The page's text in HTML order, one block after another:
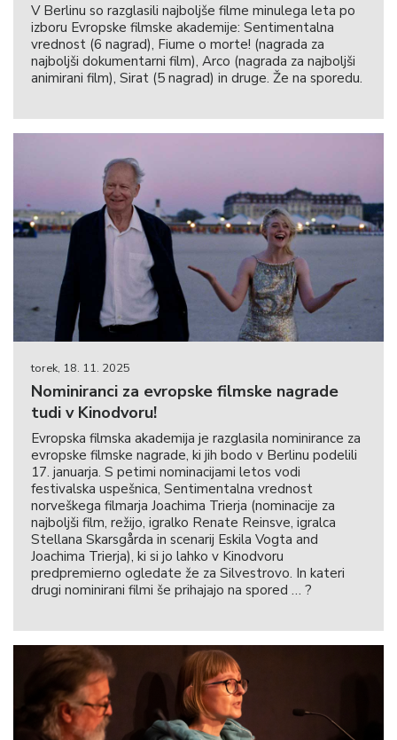
V Berlinu so razglasili najboljše filme minulega leta po
izboru Evropske filmske akademije: Sentimentalna
vrednost (6 nagrad), Fiume o morte! (nagrada za
najboljši dokumentarni film), Arco (nagrada za najboljši
animirani film), Sirat (5 nagrad) in druge. Že na sporedu.
torek, 18. 11. 2025
Nominiranci za evropske filmske nagrade
tudi v Kinodvoru!
Evropska filmska akademija je razglasila nominirance za
evropske filmske nagrade, ki jih bodo v Berlinu podelili
17. januarja. S petimi nominacijami letos vodi
festivalska uspešnica, Sentimentalna vrednost
norveškega filmarja Joachima Trierja (nominacije za
najboljši film, režijo, igralko Renate Reinsve, igralca
Stellana Skarsgårda in scenarij Eskila Vogta and
Joachima Trierja), ki si jo lahko v Kinodvoru
predpremierno ogledate že za Silvestrovo. In kateri
drugi nominirani filmi še prihajajo na spored … ?